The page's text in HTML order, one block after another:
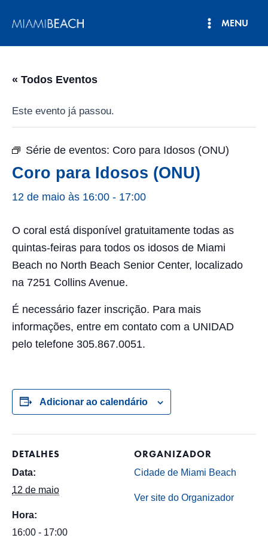
para
MENU
« Todos Eventos
Este evento já passou.
Série de eventos: Coro para Idosos (ONU)
Coro para Idosos (ONU)
12 de maio às 16:00 - 17:00
O coral está disponível gratuitamente todas as
quintas-feiras para todos os idosos de Miami
Beach no North Beach Senior Center, localizado
na 7251 Collins Avenue.
É necessário fazer inscrição. Para mais
informações, entre em contato com a UNIDAD
pelo telefone 305.867.0051.
Adicionar ao calendário
DETALHES
Data:
12 de maio
Hora:
16:00 - 17:00
ORGANIZADOR
Cidade de Miami Beach
Ver site do Organizador